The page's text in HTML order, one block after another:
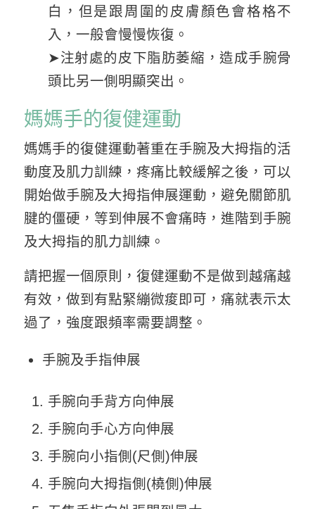
白，但是跟周圍的皮膚顏色會格格不
入，一般會慢慢恢復。
➤注射處的皮下脂肪萎縮，造成手腕骨
頭比另一側明顯突出。
媽媽手的復健運動
媽媽手的復健運動著重在手腕及大拇指的活
動度及肌力訓練，疼痛比較緩解之後，可以
開始做手腕及大拇指伸展運動，避免關節肌
腱的僵硬，等到伸展不會痛時，進階到手腕
及大拇指的肌力訓練。
請把握一個原則，復健運動不是做到越痛越
有效，做到有點緊繃微痠即可，痛就表示太
過了，強度跟頻率需要調整。
手腕及手指伸展
手腕向手背方向伸展
手腕向手心方向伸展
手腕向小指側(尺側)伸展
手腕向大拇指側(橈側)伸展